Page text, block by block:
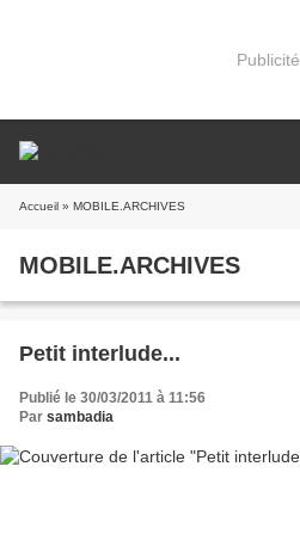
Publicité
Accueil » MOBILE.ARCHIVES
MOBILE.ARCHIVES
Petit interlude...
Publié le 30/03/2011 à 11:56
Par sambadia